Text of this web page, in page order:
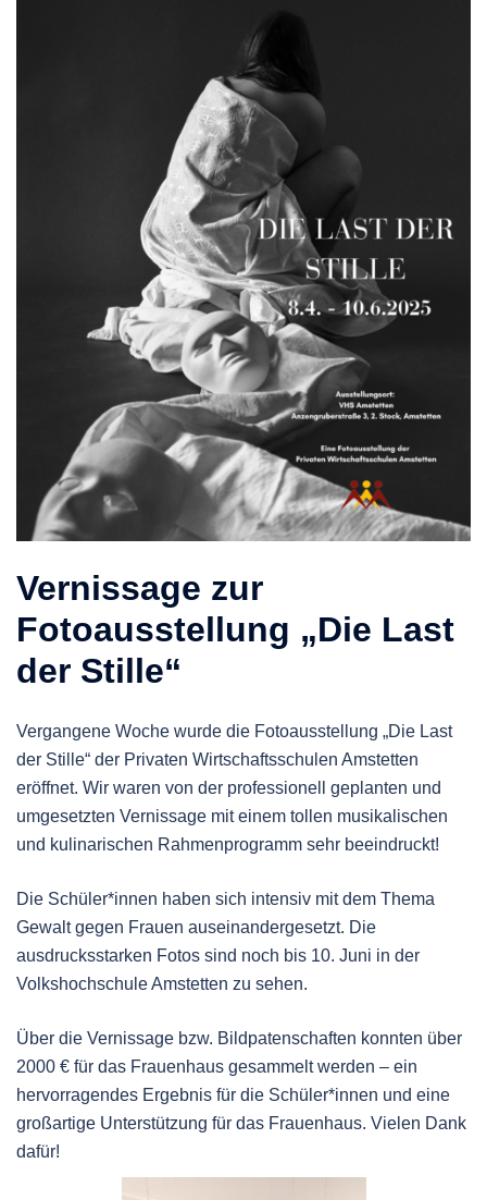
Vernissage zur
Fotoausstellung „Die Last
der Stille“
Vergangene Woche wurde die Fotoausstellung „Die Last
der Stille“ der Privaten Wirtschaftsschulen Amstetten
eröffnet. Wir waren von der professionell geplanten und
umgesetzten Vernissage mit einem tollen musikalischen
und kulinarischen Rahmenprogramm sehr beeindruckt!
Die Schüler*innen haben sich intensiv mit dem Thema
Gewalt gegen Frauen auseinandergesetzt. Die
ausdrucksstarken Fotos sind noch bis 10. Juni in der
Volkshochschule Amstetten zu sehen.
Über die Vernissage bzw. Bildpatenschaften konnten über
2000 € für das Frauenhaus gesammelt werden – ein
hervorragendes Ergebnis für die Schüler*innen und eine
großartige Unterstützung für das Frauenhaus. Vielen Dank
dafür!